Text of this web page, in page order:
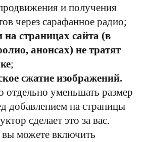
и получения
через сарафанное радио;
страницах сайта (в
анонсах) не тратят
;
сжатие изображений.
уменьшать размер
добавлением на страницы
сделает это за вас.
можете включить